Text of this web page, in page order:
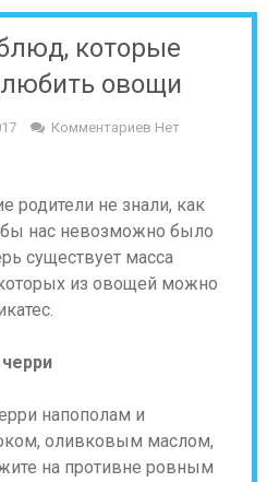
которые
овощи
Комментариев Нет
родители не знали, как
нас невозможно было
существует масса
из овощей можно
напополам и
оливковым маслом,
на противне ровным